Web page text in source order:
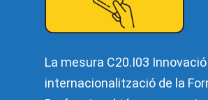
La mesura C20.I03 Innovació
internacionalització de la